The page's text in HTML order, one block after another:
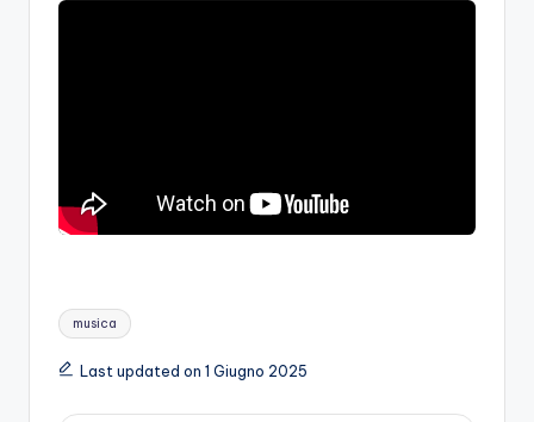
Tags:
musica
Last updated on 1 Giugno 2025